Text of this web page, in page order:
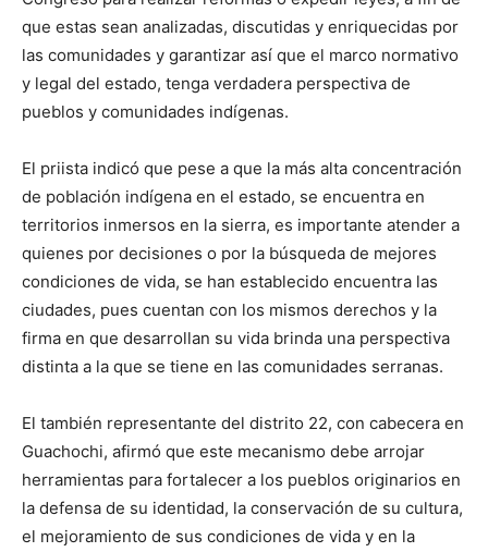
que estas sean analizadas, discutidas y enriquecidas por
las comunidades y garantizar así que el marco normativo
y legal del estado, tenga verdadera perspectiva de
pueblos y comunidades indígenas.
El priista indicó que pese a que la más alta concentración
de población indígena en el estado, se encuentra en
territorios inmersos en la sierra, es importante atender a
quienes por decisiones o por la búsqueda de mejores
condiciones de vida, se han establecido encuentra las
ciudades, pues cuentan con los mismos derechos y la
firma en que desarrollan su vida brinda una perspectiva
distinta a la que se tiene en las comunidades serranas.
El también representante del distrito 22, con cabecera en
Guachochi, afirmó que este mecanismo debe arrojar
herramientas para fortalecer a los pueblos originarios en
la defensa de su identidad, la conservación de su cultura,
el mejoramiento de sus condiciones de vida y en la